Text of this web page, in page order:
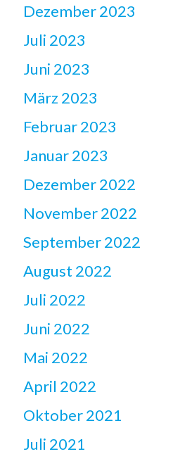
Dezember 2023
Juli 2023
Juni 2023
März 2023
Februar 2023
Januar 2023
Dezember 2022
November 2022
September 2022
August 2022
Juli 2022
Juni 2022
Mai 2022
April 2022
Oktober 2021
Juli 2021